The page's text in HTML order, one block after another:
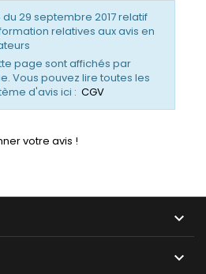
du 29 septembre 2017 relatif
relatives aux avis en
page sont affichés par
Vous pouvez lire toutes les
d'avis ici : CGV
votre avis !

